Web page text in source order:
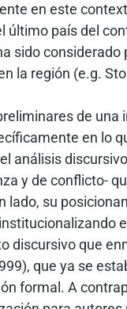
en este
último país del
sido
la región (e.g.
de una
en lo
análisis
y de conflicto-
lado, su
discursivo que
que ya se
formal. A